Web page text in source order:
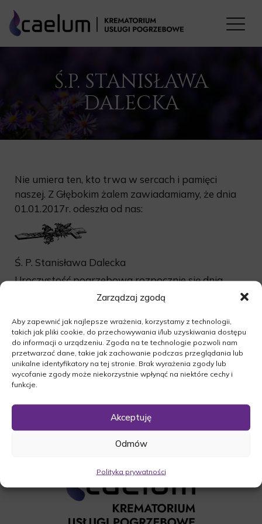
Zarządzaj zgodą
Aby zapewnić jak najlepsze wrażenia, korzystamy z technologii,
takich jak pliki cookie, do przechowywania i/lub uzyskiwania dostępu
do informacji o urządzeniu. Zgoda na te technologie pozwoli nam
przetwarzać dane, takie jak zachowanie podczas przeglądania lub
unikalne identyfikatory na tej stronie. Brak wyrażenia zgody lub
wycofanie zgody może niekorzystnie wpłynąć na niektóre cechy i
funkcje.
Akceptuję
Odmów
Polityka prywatności
Ś.P. STANISŁAWA
DALECKA
Nie umiera ten, kto trwa w sercach i pamięci
naszej. Z Głębokim żalem zawiadamiamy, że dnia
01.01.2017r. odeszła od nas:
Ś. P. Stanisława Dalecka
Uroczystość pogrzebowa rozpocznie się dnia
[04.01.2017r. o godz. 13:00 wspólna modlitwą
odbędzie się o godz. 13:30, po czym nstąpi
odprowadzenie zmarłej na miejsce wiecznego
spoczynku na stary cmentarz w Przytocznej.
O czym zawiadamia pogrążona w smutku
Rodzina.